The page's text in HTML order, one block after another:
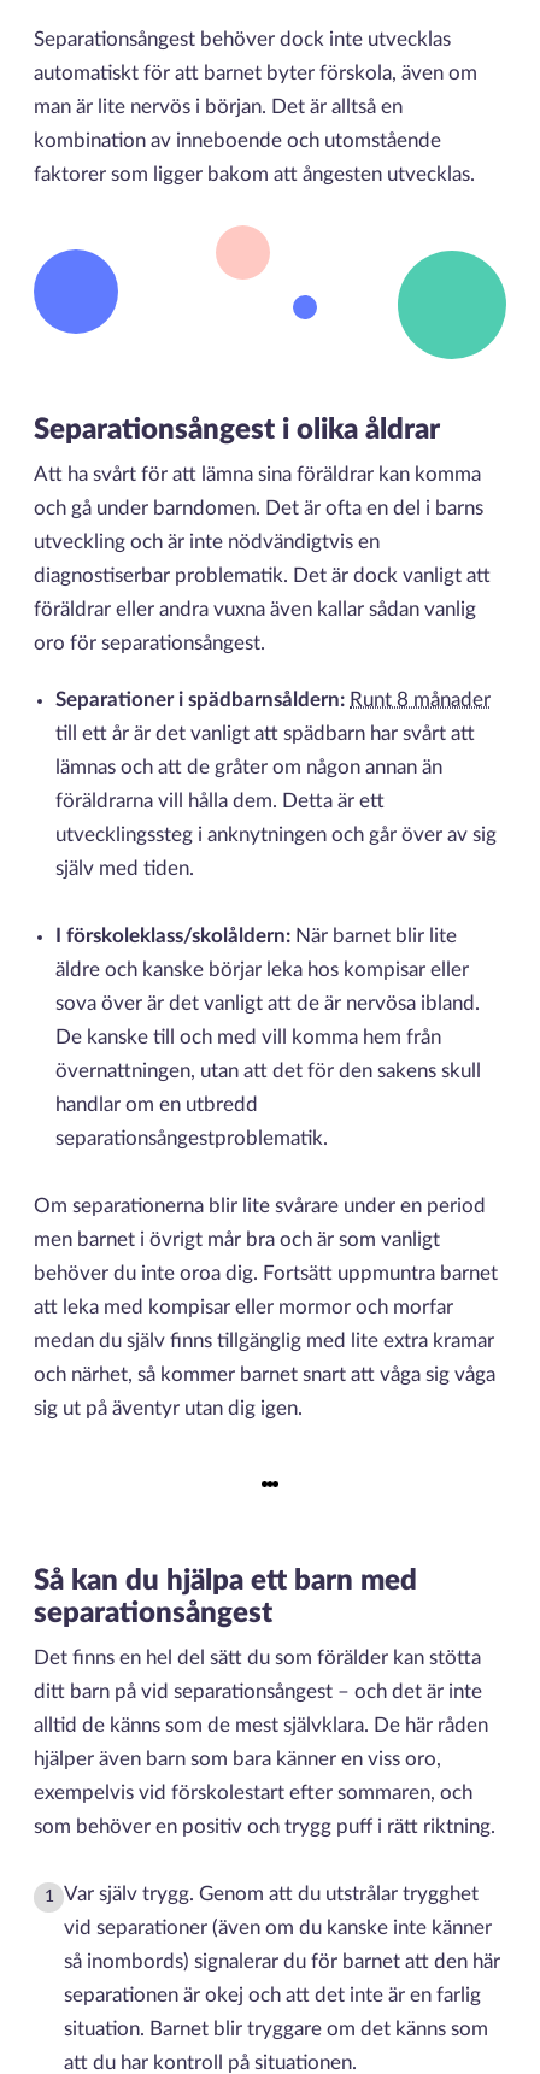
Separationsångest behöver dock inte utvecklas
automatiskt för att barnet byter förskola, även om
man är lite nervös i början. Det är alltså en
kombination av inneboende och utomstående
faktorer som ligger bakom att ångesten utvecklas.
Separationsångest i olika åldrar
Att ha svårt för att lämna sina föräldrar kan komma
och gå under barndomen. Det är ofta en del i barns
utveckling och är inte nödvändigtvis en
diagnostiserbar problematik. Det är dock vanligt att
föräldrar eller andra vuxna även kallar sådan vanlig
oro för separationsångest.
Separationer i spädbarnsåldern: Runt 8 månader
till ett år är det vanligt att spädbarn har svårt att
lämnas och att de gråter om någon annan än
föräldrarna vill hålla dem. Detta är ett
utvecklingssteg i anknytningen och går över av sig
själv med tiden.
I förskoleklass/skolåldern: När barnet blir lite
äldre och kanske börjar leka hos kompisar eller
sova över är det vanligt att de är nervösa ibland.
De kanske till och med vill komma hem från
övernattningen, utan att det för den sakens skull
handlar om en utbredd
separationsångestproblematik.
Om separationerna blir lite svårare under en period
men barnet i övrigt mår bra och är som vanligt
behöver du inte oroa dig. Fortsätt uppmuntra barnet
att leka med kompisar eller mormor och morfar
medan du själv finns tillgänglig med lite extra kramar
och närhet, så kommer barnet snart att våga sig våga
sig ut på äventyr utan dig igen.
Så kan du hjälpa ett barn med
separationsångest
Det finns en hel del sätt du som förälder kan stötta
ditt barn på vid separationsångest – och det är inte
alltid de känns som de mest självklara. De här råden
hjälper även barn som bara känner en viss oro,
exempelvis vid förskolestart efter sommaren, och
som behöver en positiv och trygg puff i rätt riktning.
1
Var själv trygg. Genom att du utstrålar trygghet
vid separationer (även om du kanske inte känner
så inombords) signalerar du för barnet att den här
separationen är okej och att det inte är en farlig
situation. Barnet blir tryggare om det känns som
att du har kontroll på situationen.